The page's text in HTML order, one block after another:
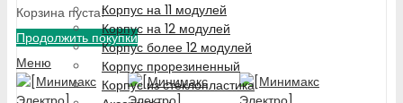
Корзина пуста!
Продолжить покупки
Меню
Корпус на 11 модулей
Корпус на 12 модулей
Корпус более 12 модулей
Корпус прорезиненный
Корпус из стеклопластика